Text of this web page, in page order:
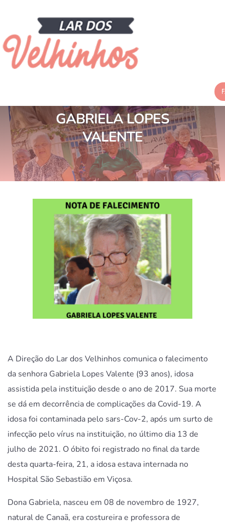
NOTA DE FALECIMENTO-
GABRIELA LOPES
VALENTE
A Direção do Lar dos Velhinhos comunica o falecimento
da senhora Gabriela Lopes Valente (93 anos), idosa
assistida pela instituição desde o ano de 2017. Sua morte
se dá em decorrência de complicações da Covid-19. A
idosa foi contaminada pelo sars-Cov-2, após um surto de
infecção pelo vírus na instituição, no último dia 13 de
julho de 2021. O óbito foi registrado no final da tarde
desta quarta-feira, 21, a idosa estava internada no
Hospital São Sebastião em Viçosa.
Dona Gabriela, nasceu em 08 de novembro de 1927,
natural de Canaã, era costureira e professora de